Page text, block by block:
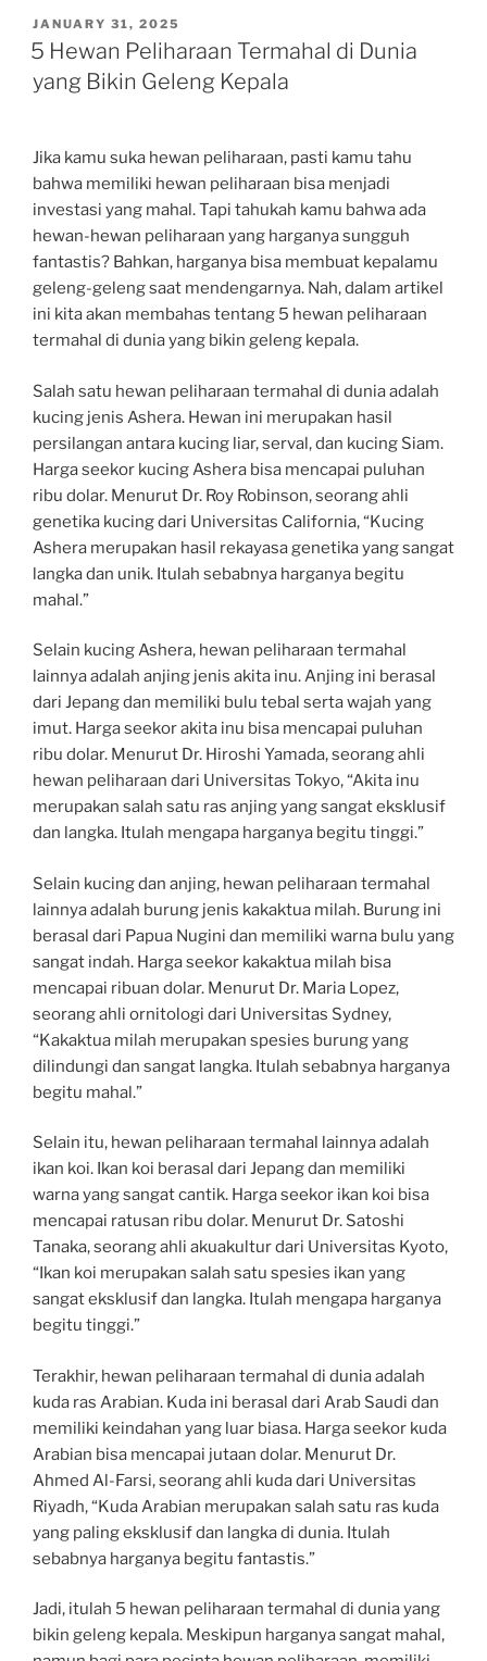
POSTED
ON
JANUARY 31, 2025
5 Hewan Peliharaan Termahal di Dunia
yang Bikin Geleng Kepala
Jika kamu suka hewan peliharaan, pasti kamu tahu
bahwa memiliki hewan peliharaan bisa menjadi
investasi yang mahal. Tapi tahukah kamu bahwa ada
hewan-hewan peliharaan yang harganya sungguh
fantastis? Bahkan, harganya bisa membuat kepalamu
geleng-geleng saat mendengarnya. Nah, dalam artikel
ini kita akan membahas tentang 5 hewan peliharaan
termahal di dunia yang bikin geleng kepala.
Salah satu hewan peliharaan termahal di dunia adalah
kucing jenis Ashera. Hewan ini merupakan hasil
persilangan antara kucing liar, serval, dan kucing Siam.
Harga seekor kucing Ashera bisa mencapai puluhan
ribu dolar. Menurut Dr. Roy Robinson, seorang ahli
genetika kucing dari Universitas California, “Kucing
Ashera merupakan hasil rekayasa genetika yang sangat
langka dan unik. Itulah sebabnya harganya begitu
mahal.”
Selain kucing Ashera, hewan peliharaan termahal
lainnya adalah anjing jenis akita inu. Anjing ini berasal
dari Jepang dan memiliki bulu tebal serta wajah yang
imut. Harga seekor akita inu bisa mencapai puluhan
ribu dolar. Menurut Dr. Hiroshi Yamada, seorang ahli
hewan peliharaan dari Universitas Tokyo, “Akita inu
merupakan salah satu ras anjing yang sangat eksklusif
dan langka. Itulah mengapa harganya begitu tinggi.”
Selain kucing dan anjing, hewan peliharaan termahal
lainnya adalah burung jenis kakaktua milah. Burung ini
berasal dari Papua Nugini dan memiliki warna bulu yang
sangat indah. Harga seekor kakaktua milah bisa
mencapai ribuan dolar. Menurut Dr. Maria Lopez,
seorang ahli ornitologi dari Universitas Sydney,
“Kakaktua milah merupakan spesies burung yang
dilindungi dan sangat langka. Itulah sebabnya harganya
begitu mahal.”
Selain itu, hewan peliharaan termahal lainnya adalah
ikan koi. Ikan koi berasal dari Jepang dan memiliki
warna yang sangat cantik. Harga seekor ikan koi bisa
mencapai ratusan ribu dolar. Menurut Dr. Satoshi
Tanaka, seorang ahli akuakultur dari Universitas Kyoto,
“Ikan koi merupakan salah satu spesies ikan yang
sangat eksklusif dan langka. Itulah mengapa harganya
begitu tinggi.”
Terakhir, hewan peliharaan termahal di dunia adalah
kuda ras Arabian. Kuda ini berasal dari Arab Saudi dan
memiliki keindahan yang luar biasa. Harga seekor kuda
Arabian bisa mencapai jutaan dolar. Menurut Dr.
Ahmed Al-Farsi, seorang ahli kuda dari Universitas
Riyadh, “Kuda Arabian merupakan salah satu ras kuda
yang paling eksklusif dan langka di dunia. Itulah
sebabnya harganya begitu fantastis.”
Jadi, itulah 5 hewan peliharaan termahal di dunia yang
bikin geleng kepala. Meskipun harganya sangat mahal,